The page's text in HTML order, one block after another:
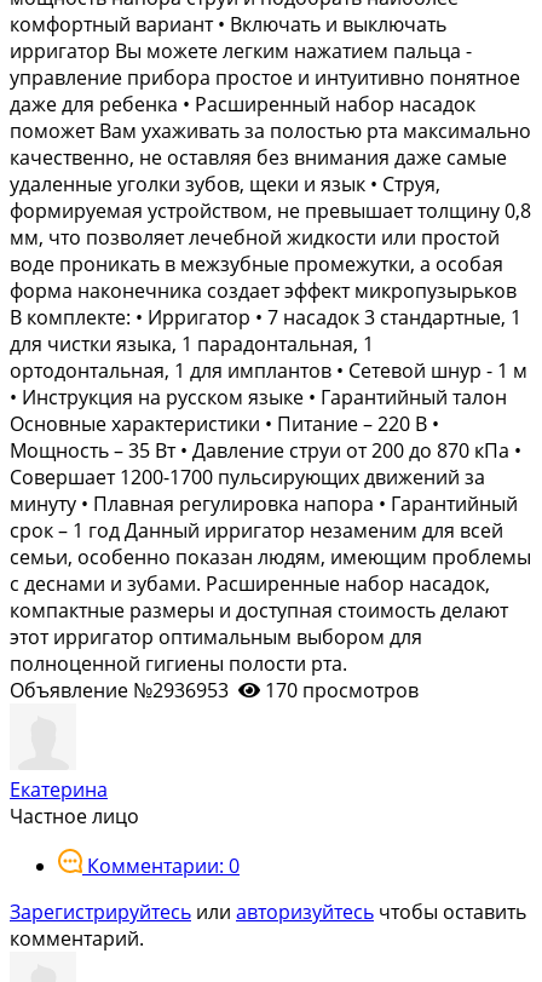
комфортный вариант • Включать и выключать
ирригатор Вы можете легким нажатием пальца -
управление прибора простое и интуитивно понятное
даже для ребенка • Расширенный набор насадок
поможет Вам ухаживать за полостью рта максимально
качественно, не оставляя без внимания даже самые
удаленные уголки зубов, щеки и язык • Струя,
формируемая устройством, не превышает толщину 0,8
мм, что позволяет лечебной жидкости или простой
воде проникать в межзубные промежутки, а особая
форма наконечника создает эффект микропузырьков
В комплекте: • Ирригатор • 7 насадок 3 стандартные, 1
для чистки языка, 1 парадонтальная, 1
ортодонтальная, 1 для имплантов • Сетевой шнур - 1 м
• Инструкция на русском языке • Гарантийный талон
Основные характеристики • Питание – 220 В •
Мощность – 35 Вт • Давление струи от 200 до 870 кПа •
Совершает 1200-1700 пульсирующих движений за
минуту • Плавная регулировка напора • Гарантийный
срок – 1 год Данный ирригатор незаменим для всей
семьи, особенно показан людям, имеющим проблемы
с деснами и зубами. Расширенные набор насадок,
компактные размеры и доступная стоимость делают
этот ирригатор оптимальным выбором для
полноценной гигиены полости рта.
Объявление №2936953
170 просмотров
Екатерина
Частное лицо
Комментарии: 0
Зарегистрируйтесь или авторизуйтесь чтобы оставить
комментарий.